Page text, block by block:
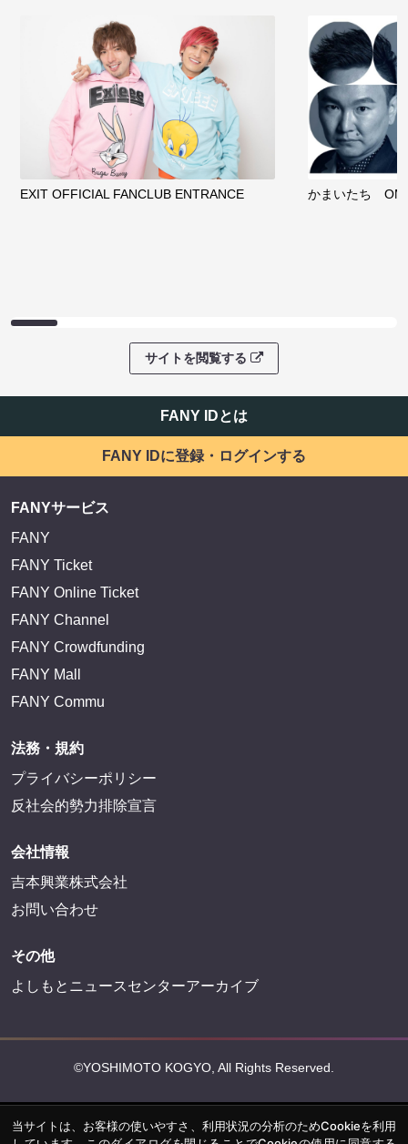
サイトを閲覧する
クラウドファンディング
EXIT OFFICIAL FANCLUB ENTRANCE かまいたち
FANY Ticket
FANY Online Ticket
FANY Channel
FANY Mall
FANY Commu
プライバシーポリシー
会社情報
当サイトは、お客様の使いやすさ、利用状況の分析のためCookieを利用